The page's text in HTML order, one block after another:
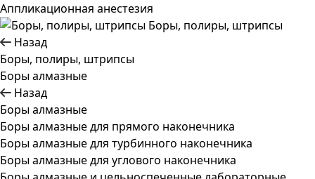
Аппликационная анестезия
Боры, полиры, штрипсы
Назад
Боры, полиры, штрипсы
Боры алмазные
Назад
Боры алмазные
Боры алмазные для прямого наконечника
Боры алмазные для турбинного наконечника
Боры алмазные для углового наконечника